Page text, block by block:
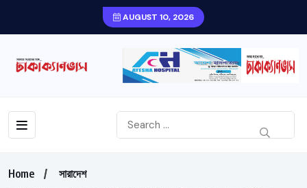
AUGUST 10, 2026
Home
সারাদেশ